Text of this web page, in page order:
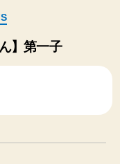
】第一子